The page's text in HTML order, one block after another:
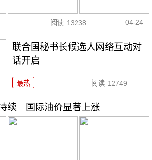
阅读 13238 04-24
联合国秘书长候选人网络互动对
话开启
最热 阅读 12749
续 国际油价显著上涨